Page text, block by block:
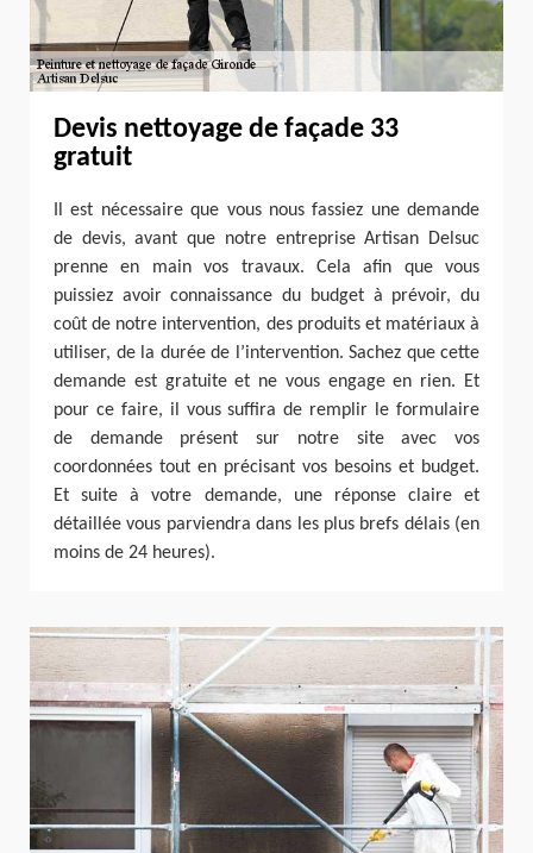
Devis nettoyage de façade 33
gratuit
Il est nécessaire que vous nous fassiez une demande
de devis, avant que notre entreprise Artisan Delsuc
prenne en main vos travaux. Cela afin que vous
puissiez avoir connaissance du budget à prévoir, du
coût de notre intervention, des produits et matériaux à
utiliser, de la durée de l’intervention. Sachez que cette
demande est gratuite et ne vous engage en rien. Et
pour ce faire, il vous suffira de remplir le formulaire
de demande présent sur notre site avec vos
coordonnées tout en précisant vos besoins et budget.
Et suite à votre demande, une réponse claire et
détaillée vous parviendra dans les plus brefs délais (en
moins de 24 heures).